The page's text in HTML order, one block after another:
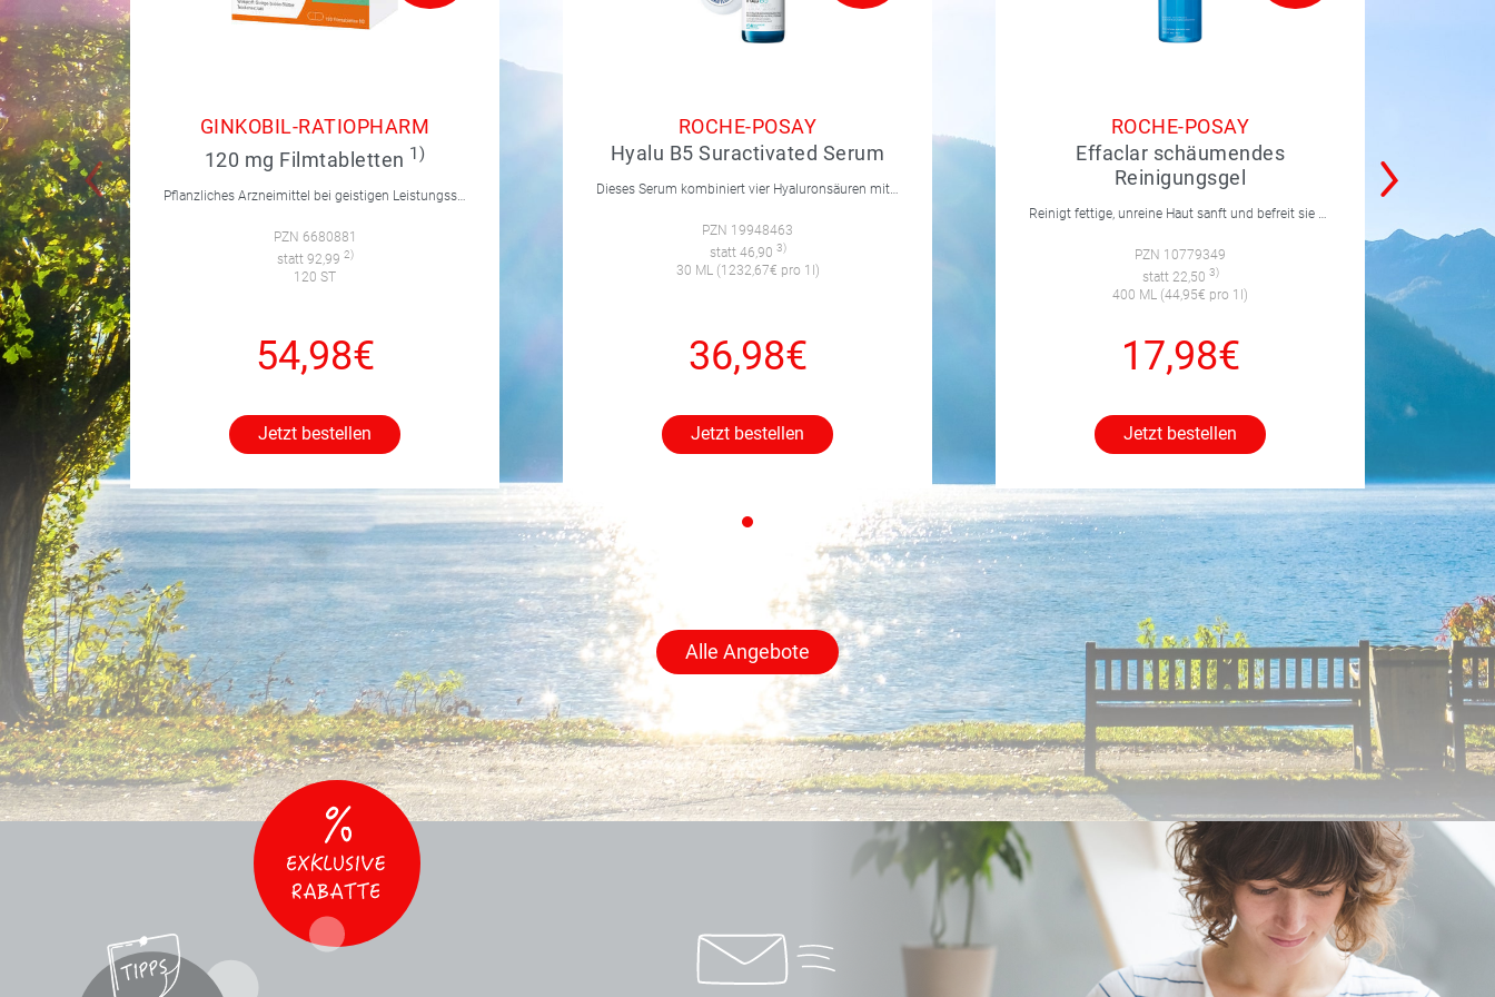
GINKOBIL-RATIOPHARM
120 mg Filmtabletten 1)
PZN 6680881
statt 92,99 2)
120 ST
54,98€
Jetzt bestellen
ROCHE-POSAY
Hyalu B5 Suractivated Serum
PZN 19948463
statt 46,90 3)
30 ML (1232,67€ pro 1l)
36,98€
Jetzt bestellen
ROCHE-POSAY
Effaclar schäumendes
Reinigungsgel
PZN 10779349
statt 22,50 3)
400 ML (44,95€ pro 1l)
17,98€
Jetzt bestellen
Alle Angebote